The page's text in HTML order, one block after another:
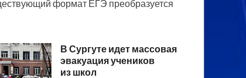
формат ЕГЭ преобразуется
В Сургуте идет массовая
эвакуация учеников
из школ